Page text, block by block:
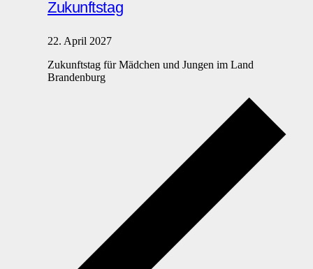
Zukunftstag
22. April 2027
Zukunftstag für Mädchen und Jungen im Land
Brandenburg